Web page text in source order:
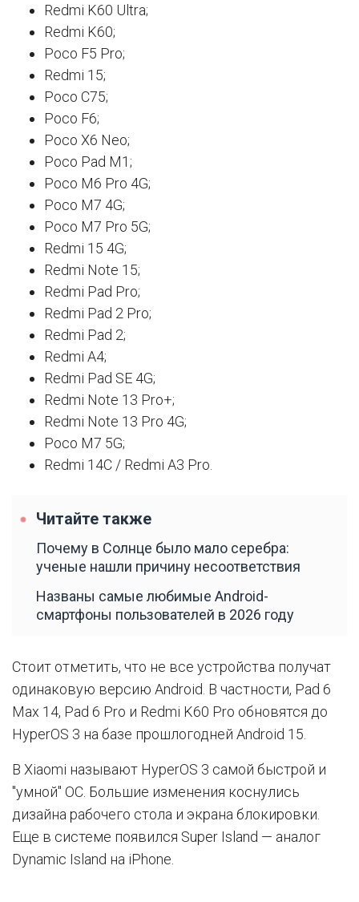
Redmi K60 Ultra;
Redmi K60;
Poco F5 Pro;
Redmi 15;
Poco C75;
Poco F6;
Poco X6 Neo;
Poco Pad M1;
Poco M6 Pro 4G;
Poco M7 4G;
Poco M7 Pro 5G;
Redmi 15 4G;
Redmi Note 15;
Redmi Pad Pro;
Redmi Pad 2 Pro;
Redmi Pad 2;
Redmi A4;
Redmi Pad SE 4G;
Redmi Note 13 Pro+;
Redmi Note 13 Pro 4G;
Poco M7 5G;
Redmi 14C / Redmi A3 Pro.
Читайте также
Почему в Солнце было мало серебра:
ученые нашли причину несоответствия
Названы самые любимые Android-
смартфоны пользователей в 2026 году
Стоит отметить, что не все устройства получат
одинаковую версию Android. В частности, Pad 6
Max 14, Pad 6 Pro и Redmi K60 Pro обновятся до
HyperOS 3 на базе прошлогодней Android 15.
В Xiaomi называют HyperOS 3 самой быстрой и
"умной" OC. Большие изменения коснулись
дизайна рабочего стола и экрана блокировки.
Еще в системе появился Super Island — аналог
Dynamic Island на iPhone.